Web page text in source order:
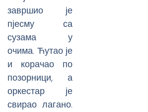
завршио је
пјесму са
сузама у
очима. Ћутао је
и корачао по
позорници, а
оркестар је
свирао лагано.